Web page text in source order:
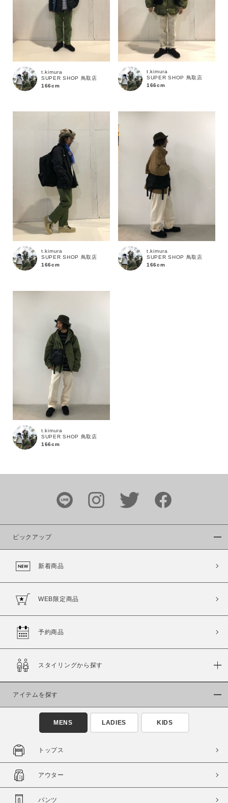
カラー
商品タイプ
通常商品
セール価格
在庫
在庫あり
この条件で絞り込む
t.kimura
SUPER SHOP 鳥取店
166cm
t.kimura
SUPER SHOP 鳥取店
166cm
t.kimura
SUPER SHOP 鳥取店
166cm
t.kimura
SUPER SHOP 鳥取店
166cm
t.kimura
SUPER SHOP 鳥取店
166cm
ピックアップ
新着商品
WEB限定商品
予約商品
スタイリングから探す
アイテムを探す
MENS LADIES KIDS
トップス
アウター
パンツ